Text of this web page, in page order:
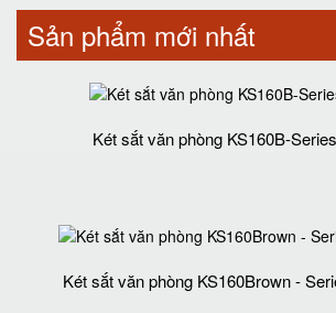
Sản phẩm mới nhất
Két sắt văn phòng KS160B-
Két sắt văn phòng KS160Brown -